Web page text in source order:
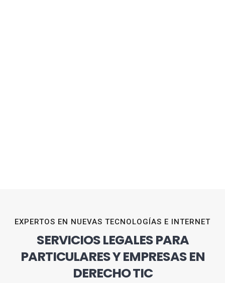
EXPERTOS EN NUEVAS TECNOLOGÍAS E INTERNET
SERVICIOS LEGALES PARA
PARTICULARES Y EMPRESAS EN
DERECHO TIC